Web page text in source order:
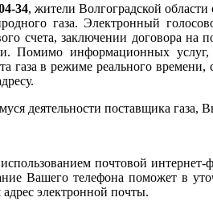
34, жители Волгоградской
газа. Электронный
счета, заключении договора
Помимо информационных
газа в режиме реального
деятельности поставщика газа,
почтовой
Вашего телефона поможет в
электронной почты.